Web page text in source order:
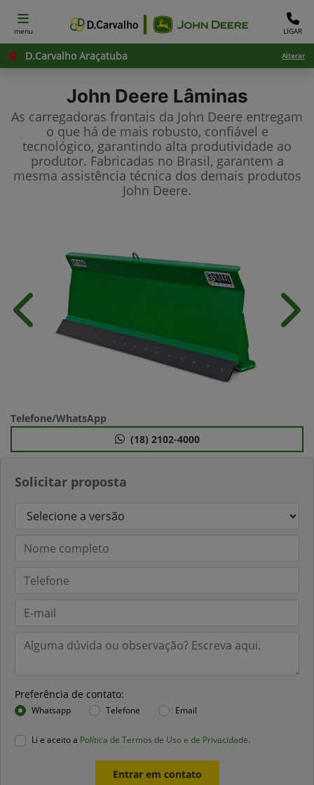
menu LIGAR
D.Carvalho Araçatuba Alterar
John Deere Lâminas
As carregadoras frontais da John Deere entregam
o que há de mais robusto, confiável e
tecnológico, garantindo alta produtividade ao
produtor. Fabricadas no Brasil, garantem a
mesma assistência técnica dos demais produtos
John Deere.
Solicitar proposta
Preferência de contato:
Whatsapp Telefone Email
Li e aceito a Política de Termos de Uso e de Privacidade.
Entrar em contato
Anterior
Telefone/WhatsApp
(18) 2102-4000